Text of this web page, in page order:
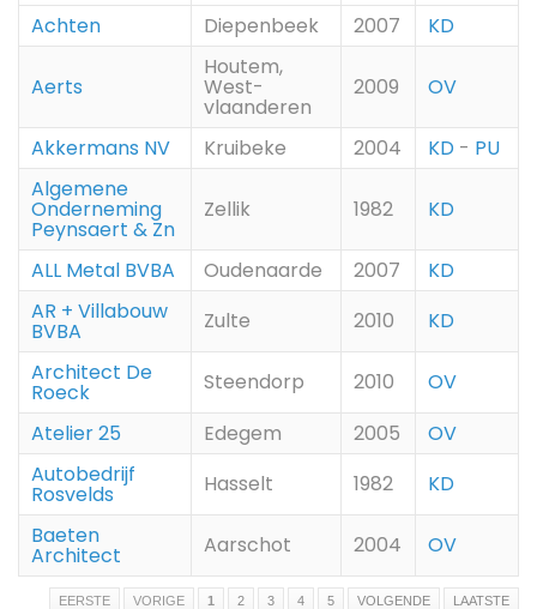
Achten
Diepenbeek 2007 KD
Aerts
Houtem,
West-
vlaanderen
2009 OV
Akkermans NV Kruibeke 2004 KD - PU
Algemene
Onderneming
Peynsaert & Zn
Zellik 1982 KD
ALL Metal BVBA Oudenaarde 2007
KD
AR + Villabouw
BVBA Zulte 2010
KD
Architect De
Roeck Steendorp 2010
OV
Atelier 25
Edegem 2005
OV
Autobedrijf
Rosvelds Hasselt 1982
KD
Baeten
Architect Aarschot 2004 OV
EERSTE VORIGE 1 2 3 4 5 VOLGENDE LAATSTE